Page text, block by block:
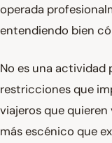
operada
entendiendo bien
No es una actividad
restricciones que
viajeros que
más escénico que